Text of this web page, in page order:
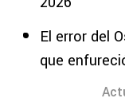
El error del
que